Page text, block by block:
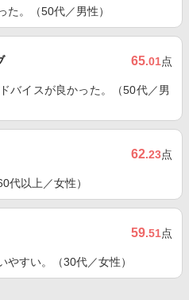
た。（50代／男性）
65.01点
バイスが良かった。（50代／男
62.23点
代以上／女性）
59.51点
すい。（30代／女性）